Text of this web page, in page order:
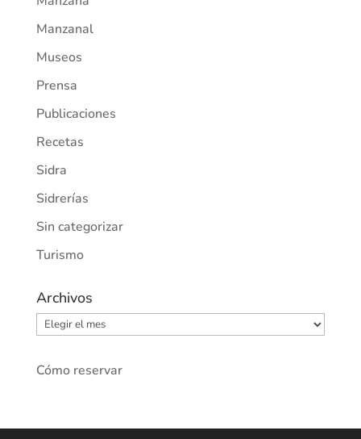
Manzanal
Museos
Prensa
Publicaciones
Recetas
Sidra
Sidrerías
Sin categorizar
Turismo
Archivos
Archivos
Cómo reservar